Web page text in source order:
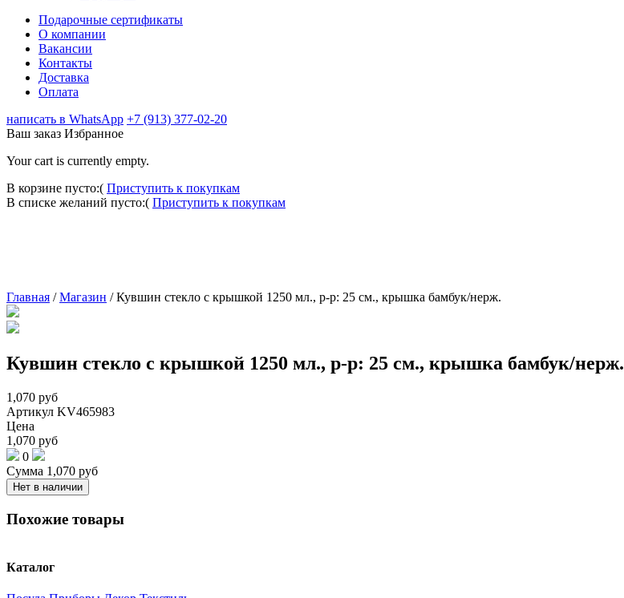
Подарочные сертификаты
О компании
Вакансии
Контакты
Доставка
Оплата
написать в WhatsApp +7 (913) 377-02-20
Ваш заказ Избранное
Your cart is currently empty.
В корзине пусто:( Приступить к покупкам
В списке желаний пусто:( Приступить к покупкам
Главная /Магазин /Кувшин стекло с крышкой 1250 мл., р-р: 25 см., крышка бамбук/нерж.
Кувшин стекло с крышкой 1250 мл., р-р: 25 см., крышка бамбук/нерж.
1,070 руб
Артикул KV465983
Цена
1,070 руб
0
Сумма 1,070 руб
Нет в наличии
Похожие товары
Каталог